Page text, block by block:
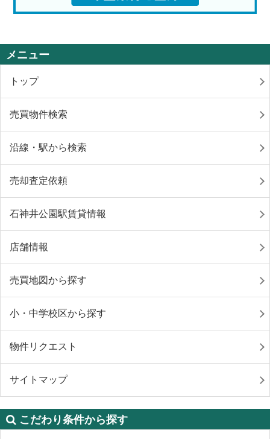
メニュー
トップ
売買物件検索
沿線・駅から検索
売却査定依頼
石神井公園駅賃貸情報
店舗情報
売買地図から探す
小・中学校区から探す
物件リクエスト
サイトマップ
こだわり条件から探す